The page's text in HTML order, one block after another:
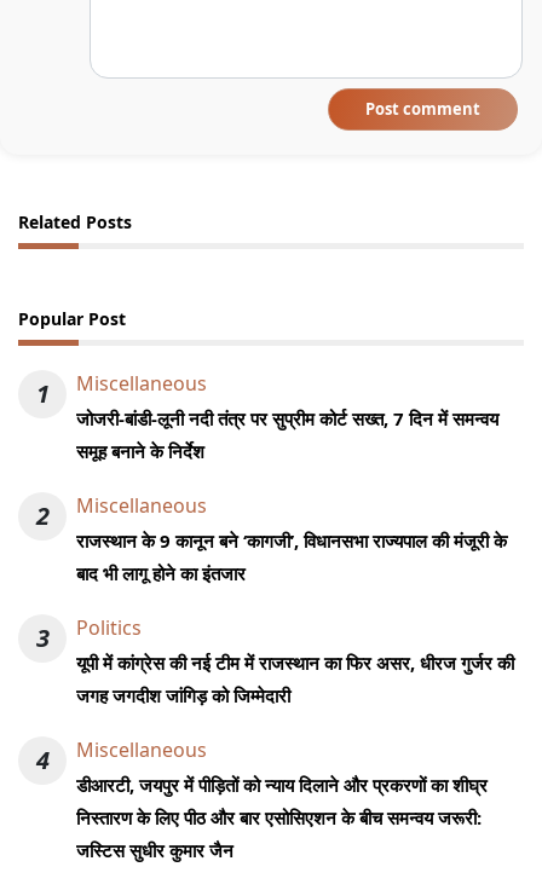
Post comment
Related Posts
Popular Post
1 Miscellaneous
जोजरी-बांडी-लूनी नदी तंत्र पर सुप्रीम कोर्ट सख्त, 7 दिन में समन्वय
समूह बनाने के निर्देश
2 Miscellaneous
राजस्थान के 9 कानून बने ‘कागजी’, विधानसभा राज्यपाल की मंजूरी के
बाद भी लागू होने का इंतजार
3 Politics
यूपी में कांग्रेस की नई टीम में राजस्थान का फिर असर, धीरज गुर्जर की
जगह जगदीश जांगिड़ को जिम्मेदारी
4 Miscellaneous
डीआरटी, जयपुर में पीड़ितों को न्याय दिलाने और प्रकरणों का शीघ्र
निस्तारण के लिए पीठ और बार एसोसिएशन के बीच समन्वय जरूरी:
जस्टिस सुधीर कुमार जैन